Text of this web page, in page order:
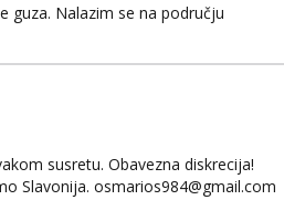
guza. Nalazim se na području
susretu. Obavezna diskrecija!
Slavonija. osmarios984@gmail.com